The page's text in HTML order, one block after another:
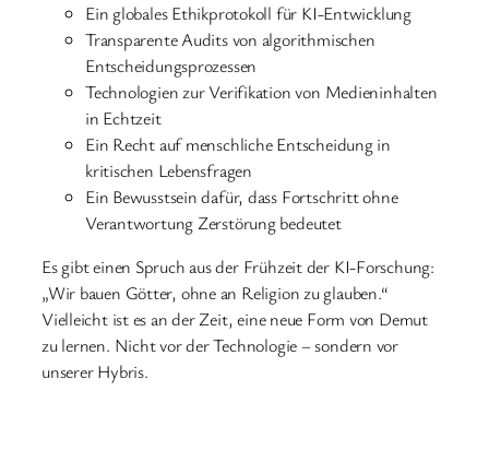
Ein globales Ethikprotokoll für KI-Entwicklung
Transparente Audits von algorithmischen
Entscheidungsprozessen
Technologien zur Verifikation von Medieninhalten
in Echtzeit
Ein Recht auf menschliche Entscheidung in
kritischen Lebensfragen
Ein Bewusstsein dafür, dass Fortschritt ohne
Verantwortung Zerstörung bedeutet
Es gibt einen Spruch aus der Frühzeit der KI-Forschung:
„Wir bauen Götter, ohne an Religion zu glauben.“
Vielleicht ist es an der Zeit, eine neue Form von Demut
zu lernen. Nicht vor der Technologie – sondern vor
unserer Hybris.